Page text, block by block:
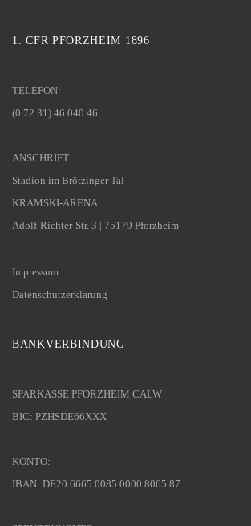
1. CFR PFORZHEIM 1896
TELEFON:
(0 72 31) 46 040 46
ANSCHRIFT:
Stadion im Brötzinger Tal
KRAMSKI-ARENA
Adolf-Richter-Str. 3 | 75179 Pforzheim
Impressum
Datenschutzerklärung
BANKVERBINDUNG
SPARKASSE PFORZHEIM CALW
BIC: PZHSDE66XXX
KONTO:
IBAN: DE20 6665 0085 0000 8065 87